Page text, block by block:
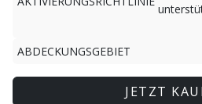
ABDECKUNGSGEBIET
JETZT